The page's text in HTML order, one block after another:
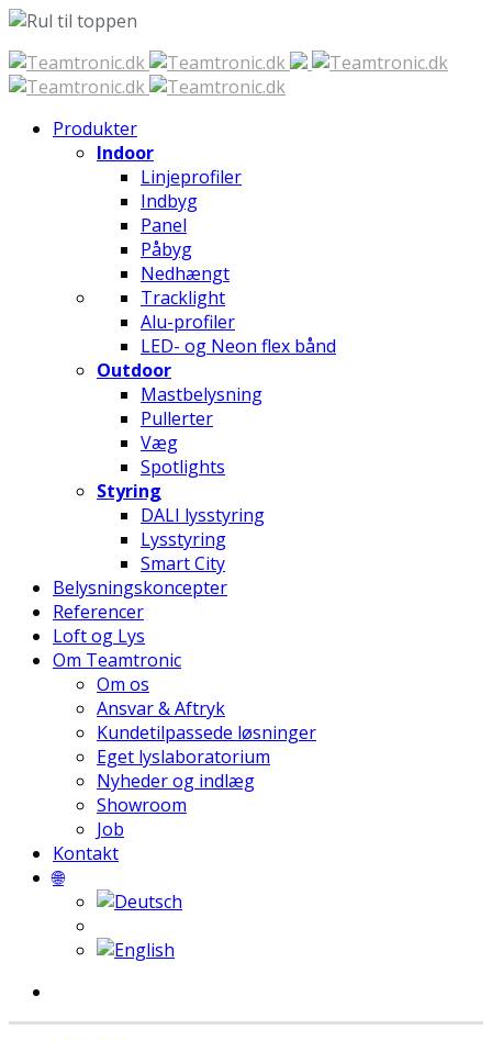
Spring
til
Produkter
Indoor
Linjeprofiler
Indbyg
Panel
Påbyg
Nedhængt
Tracklight
Alu-profiler
LED- og Neon flex bånd
Outdoor
Mastbelysning
Pullerter
Væg
Spotlights
Styring
DALI lysstyring
Lysstyring
Smart City
Belysningskoncepter
Referencer
Loft og Lys
Om Teamtronic
Om os
Ansvar & Aftryk
Kundetilpassede løsninger
Eget lyslaboratorium
Nyheder og indlæg
Showroom
Job
Kontakt
🌐